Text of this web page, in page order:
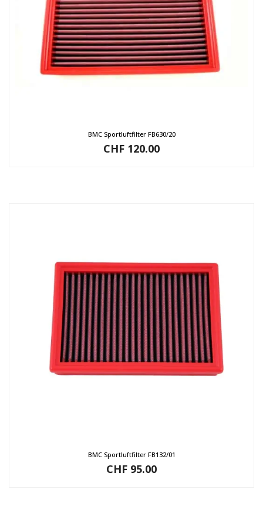
BMC Sportluftfilter FB630/20
CHF 120.00
BMC Sportluftfilter FB132/01
CHF 95.00